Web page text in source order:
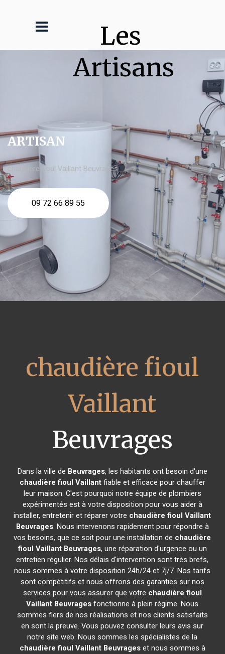
Les
Artisans
ARTISAN
chaudière fioul Vaillant Beuvrages
09 72 66 89 55
chaudière fioul
Vaillant
Beuvrages
Dans la ville de Beuvrages, les habitants ont besoin d'une
chaudière fioul Vaillantfiable et efficace pour chauffer
leur maison. C'est pourquoi notre équipe de plombiers
expérimentés est à votre disposition pour vous aider à
installer, entretenir et réparer votre chaudière fioul Vaillant
Beuvrages. Nous intervenons rapidement pour répondre à
vos besoins, que ce soit pour une installation de chaudière
fioul Vaillant Beuvrages, une réparation d'urgence ou un
entretien régulier. Nos délais d'intervention sont très brefs,
nous sommes à votre disposition 24h/24 et 7j/7. Nos tarifs
sont compétitifs et nous offrons des garanties sur nos
services pour vous assurer que votre chaudière fioul
Vaillant Beuvrages fonctionne à plein régime. Nous
sommes fiers de nos réalisations et nos clients satisfaits
en sont la preuve. Vous pouvez consulter leurs avis sur
notre site web. Nous sommes les spécialistes de la
chaudière fioul Vaillant Beuvrageset nous sommes à